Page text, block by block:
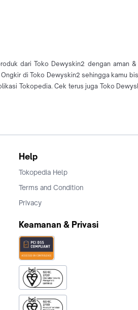
dari Toko Dewyskin2 dengan aman
di Toko Dewyskin2 sehingga kamu
Tokopedia. Cek terus juga Toko
Help
Tokopedia Help
Terms and Condition
Privacy
Keamanan & Privasi